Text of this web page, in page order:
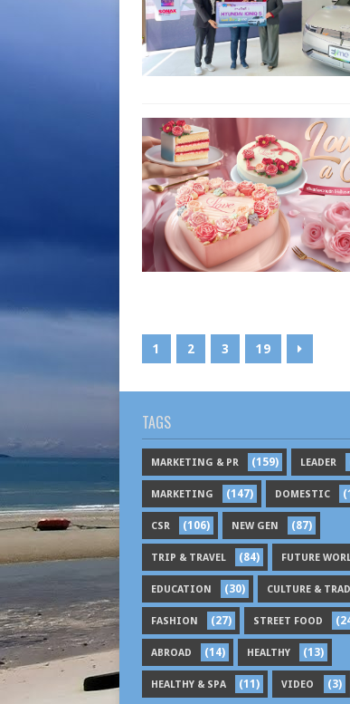
1 2 3 19
TAGS
MARKETING & PR (159) LEADER
MARKETING (147) DOMESTIC
CSR (106) NEW GEN (87)
TRIP & TRAVEL (84) FUTURE
EDUCATION (30) CULTURE &
FASHION (27) STREET FOOD
ABROAD (14) HEALTHY (13)
HEALTHY & SPA (11) VIDEO (3)